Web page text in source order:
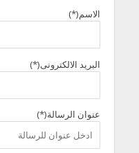
الاسم(*)
البريد الالكترونى(*)
عنوان الرسالة(*)